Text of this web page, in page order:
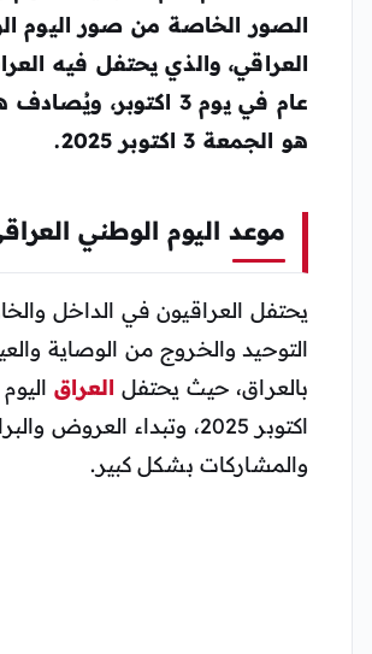
الصور الخاصة من صور اليوم
العراقي، والذي يحتفل فيه
عام في يوم 3 اكتوبر،
هو الجمعة 3 اكتوبر 2025.
موعد اليوم الوطني العراقي
يحتفل العراقيون في الداخل
التوحيد والخروج من الوصاية
بالعراق، حيث يحتفل العراق
اكتوبر 2025، وتبداء العروض
والمشاركات بشكل كبير.